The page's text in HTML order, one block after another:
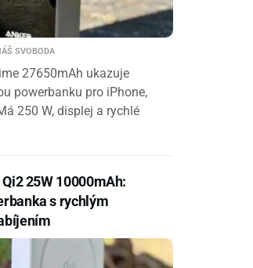
SVOBODA
27650mAh ukazuje
powerbanku pro iPhone,
250 W, displej a rychlé
25W 10000mAh:
s rychlým